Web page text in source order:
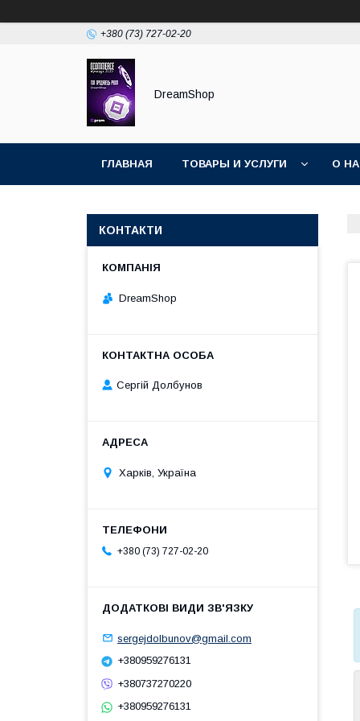
+380 (73) 727-02-20
DreamShop
ГЛАВНАЯ ТОВАРЫ И УСЛУГИ О
КОНТАКТИ
DreamShop
Сергій Долбунов
Харків, Україна
+380 (73) 727-02-20
sergejdolbunov@gmail.com
+380959276131
+380737270220
+380959276131